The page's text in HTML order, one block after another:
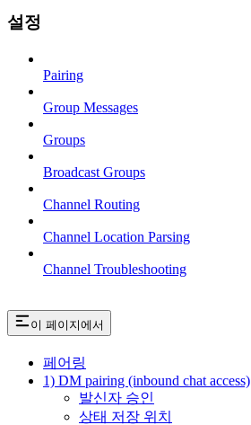
설정
Pairing
Group Messages
Groups
Broadcast Groups
Channel Routing
Channel Location Parsing
Channel Troubleshooting
이 페이지에서
페어링
1) DM pairing (inbound chat access)
발신자 승인
상태 저장 위치